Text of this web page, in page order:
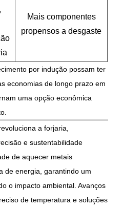
Mais componentes
propensos a desgaste
por indução possam ter
economias de longo prazo em
uma opção econômica
a forjaria,
e sustentabilidade
de aquecer metais
de energia, garantindo um
o impacto ambiental. Avanços
de temperatura e soluções